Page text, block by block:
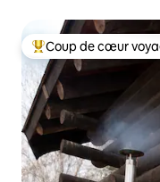
Coups de cœur
Coup de cœur